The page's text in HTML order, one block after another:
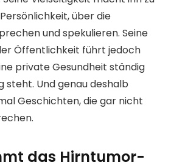
über die
und spekulieren. Seine
Öffentlichkeit führt jedoch
private Gesundheit ständig
steht. Und genau deshalb
Geschichten, die gar nicht
das Hirntumor-